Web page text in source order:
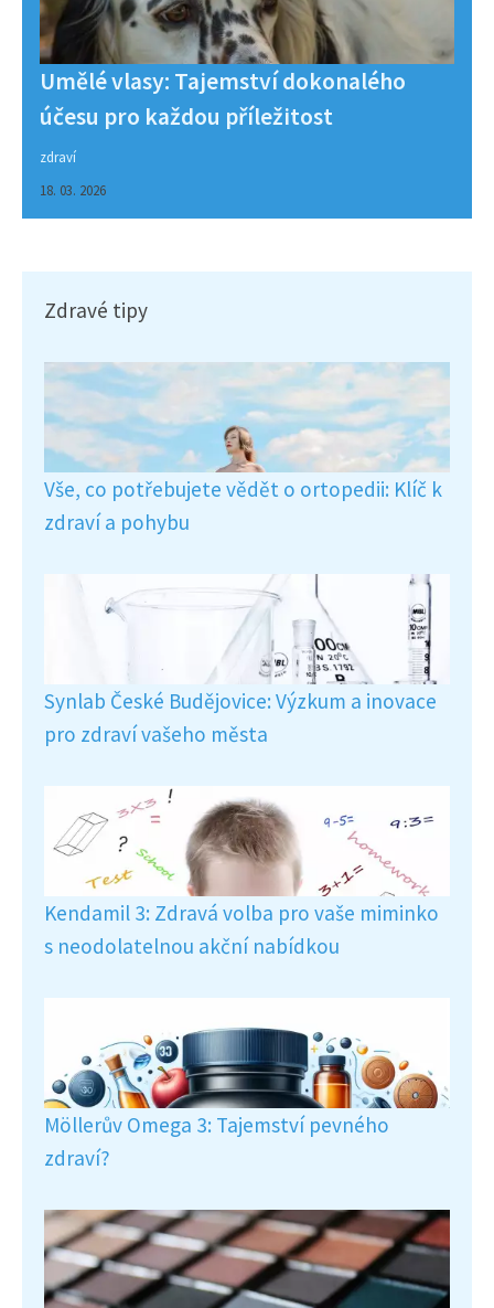
Umělé vlasy: Tajemství dokonalého
účesu pro každou příležitost
zdraví
18. 03. 2026
Zdravé tipy
Vše, co potřebujete vědět o ortopedii: Klíč k
zdraví a pohybu
Synlab České Budějovice: Výzkum a inovace
pro zdraví vašeho města
Kendamil 3: Zdravá volba pro vaše miminko
s neodolatelnou akční nabídkou
Möllerův Omega 3: Tajemství pevného
zdraví?